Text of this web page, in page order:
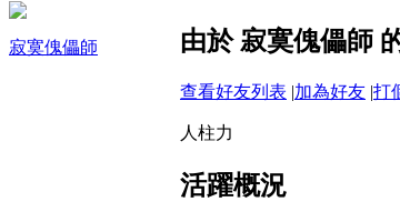
寂寞傀儡師 由於 寂寞傀儡師
查看好友列表 |加為好友 |打
人柱力
活躍概況